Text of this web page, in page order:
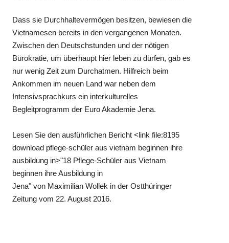
Dass sie Durchhaltevermögen besitzen, bewiesen die
Vietnamesen bereits in den vergangenen Monaten.
Zwischen den Deutschstunden und der nötigen
Bürokratie, um überhaupt hier leben zu dürfen, gab es
nur wenig Zeit zum Durchatmen. Hilfreich beim
Ankommen im neuen Land war neben dem
Intensivsprachkurs ein interkulturelles
Begleitprogramm der Euro Akademie Jena.
Lesen Sie den ausführlichen Bericht <link file:8195
download pflege-schüler aus vietnam beginnen ihre
ausbildung in>"18 Pflege-Schüler aus Vietnam
beginnen ihre Ausbildung in
Jena" von Maximilian Wollek in der Ostthüringer
Zeitung vom 22. August 2016.